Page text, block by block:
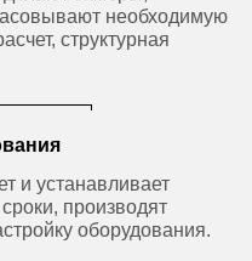
необходимую
структурная
и устанавливает
производят
оборудования.